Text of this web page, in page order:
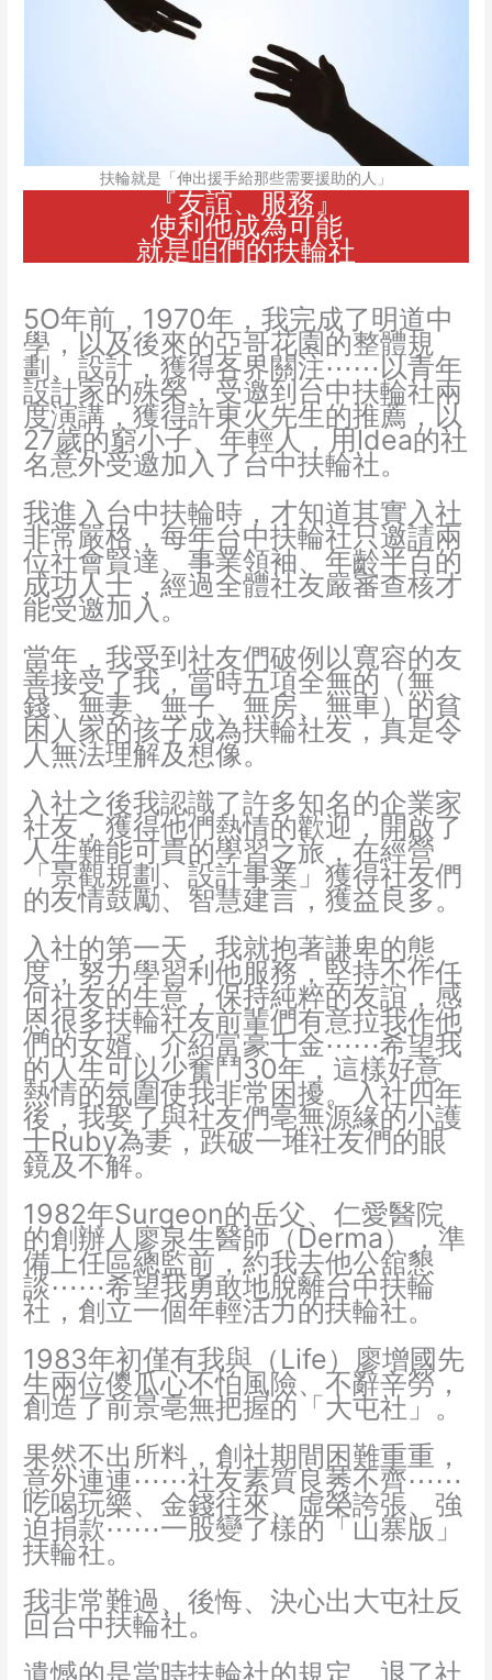
扶輪就是「伸出援手給那些需要援助的人」
『友誼、服務』
使利他成為可能
就是咱們的扶輪社
5O年前，1970年，我完成了明道中
學，以及後來的亞哥花園的整體規
劃、設計，獲得各界關注⋯⋯以青年
設計家的殊榮，受邀到台中扶輪社兩
度演講，獲得許東火先生的推薦，以
27歲的窮小子、年輕人，用ldea的社
名意外受邀加入了台中扶輪社。
我進入台中扶輪時，才知道其實入社
非常嚴格，每年台中扶輪社只邀請兩
位社會賢達、事業領袖、年齡半百的
成功人士，經過全體社友嚴審查核才
能受邀加入。
當年，我受到社友們破例以寬容的友
善接受了我，當時五項全無的（無
錢、無妻、無子、無房、無車）的貧
困人家的孩子成為扶輪社友，真是令
人無法理解及想像。
入社之後我認識了許多知名的企業家
社友，獲得他們熱情的歡迎，開啟了
人生難能可貴的學習之旅，在經營
「景觀規劃、設計事業」獲得社友們
的友情鼓勵、智慧建言，獲益良多。
入社的第一天，我就抱著謙卑的態
度，努力學習利他服務，堅持不作任
何社友的生意，保持純粹的友誼，感
恩很多扶輪社友前輩們有意拉我作他
們的女婿、介紹富豪千金⋯⋯希望我
的人生可以少奮鬥30年，這樣好意
熱情的氛圍使我非常困擾。入社四年
後，我娶了與社友們亳無源緣的小護
士Ruby為妻，跌破一堆社友們的眼
鏡及不解。
1982年Surgeon的岳父、仁愛醫院
的創辦人廖泉生醫師（Derma），準
備上任區總監前，約我去他公舘懇
談⋯⋯希望我勇敢地脫離台中扶輪
社，創立一個年輕活力的扶輪社。
1983年初僅有我與（Life）廖增國先
生兩位儍瓜心不怕風險、不辭辛勞，
創造了前景亳無把握的「大屯社」。
果然不出所料，創社期間困難重重，
意外連連⋯⋯社友素質良莠不齊⋯⋯
吃喝玩樂、金錢往來、虛榮誇張、強
迫捐款⋯⋯一股變了樣的「山寨版」
扶輪社。
我非常難過、後悔、決心出大屯社反
回台中扶輪社。